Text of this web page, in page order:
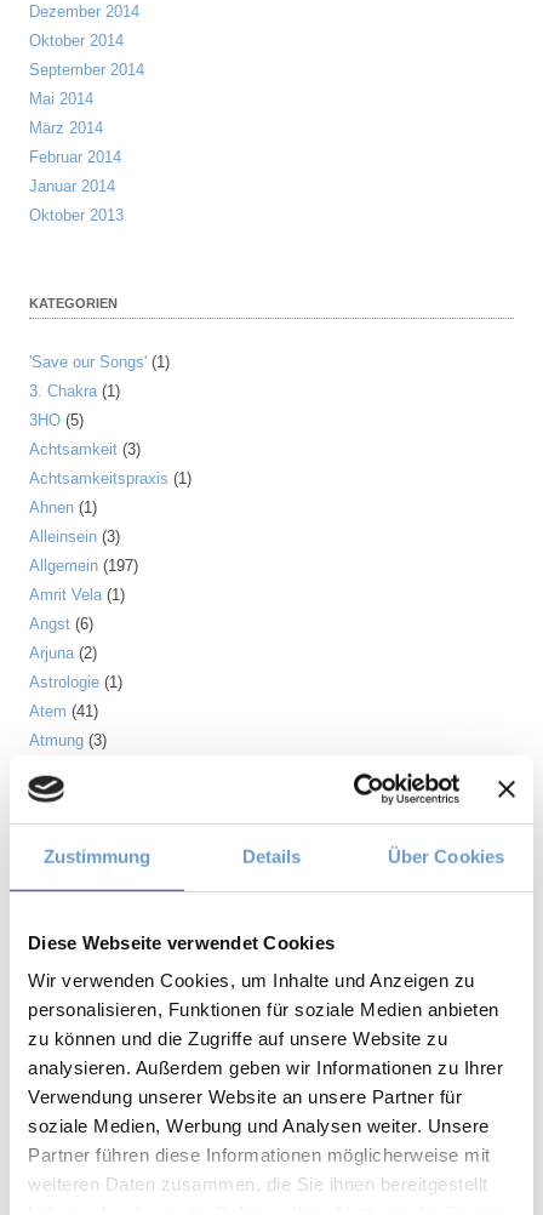
Zustimmung Details Über Cookies
Diese Webseite verwendet Cookies
Wir verwenden Cookies, um Inhalte und Anzeigen zu
personalisieren, Funktionen für soziale Medien anbieten
zu können und die Zugriffe auf unsere Website zu
analysieren. Außerdem geben wir Informationen zu Ihrer
Verwendung unserer Website an unsere Partner für
soziale Medien, Werbung und Analysen weiter. Unsere
Partner führen diese Informationen möglicherweise mit
weiteren Daten zusammen, die Sie ihnen bereitgestellt
Dezember 2014
Oktober 2014
September 2014
Mai 2014
März 2014
Februar 2014
Januar 2014
Oktober 2013
KATEGORIEN
'Save our Songs' (1)
3. Chakra(1)
3HO (5)
Achtsamkeit (3)
Achtsamkeitspraxis (1)
Ahnen (1)
Alleinsein (3)
Allgemein (197)
Amrit Vela(1)
Angst (6)
Arjuna(2)
Astrologie (1)
Atem (41)
Atmung (3)
Aufrichtung
Aura(2)
Autonomes Nervensystem
Ayurveda(6)
Beinmuskulatur(1)
Beinpflege(1)
Berührung(1)
Besinnlichkeit (1)
Bewusstheit(1)
Bewusstsein(2)
Beziehung (5)
Bhagavad Gita(2)
Blut(1)